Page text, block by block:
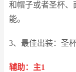
和帽子或者圣杯、
能。
3、最佳出装：圣
辅助：主1